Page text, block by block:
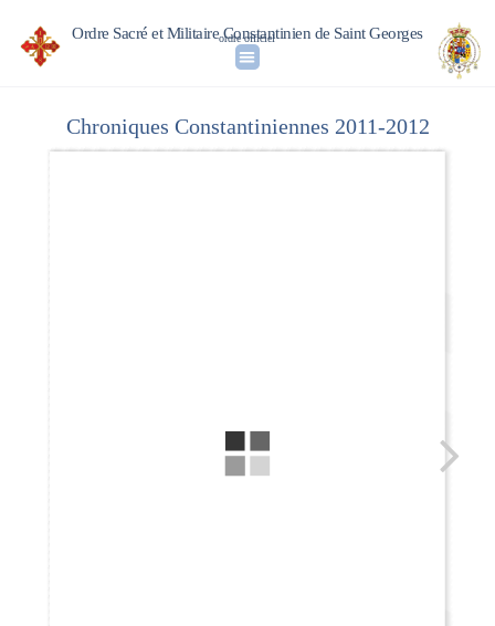
Ordre Sacré et Militaire Constantinien de Saint Georges
ordre officiel
Chroniques Constantiniennes 2011-2012